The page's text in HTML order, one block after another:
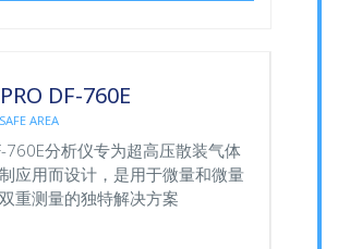
DF-760E
AREA
760E分析仪专为超高压散装气体
应用而设计，是用于微量和微量
重测量的独特解决方案